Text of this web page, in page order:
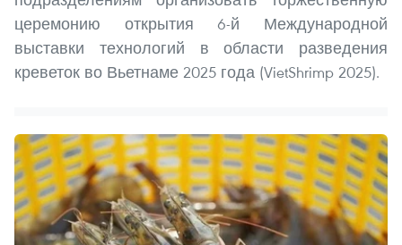
церемонию открытия 6-й Международной
выставки технологий в области разведения
креветок во Вьетнаме 2025 года (VietShrimp 2025).